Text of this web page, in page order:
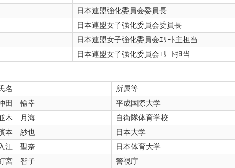
日本連盟強化委員会委員長
日本連盟女子強化委員会委員長
日本連盟女子強化委員会ｴﾘｰﾄ主担当
日本連盟女子強化委員会ｴﾘｰﾄ担当
名
所属等
田 輸幸
平成国際大学
木 月海
自衛隊体育学校
本 紗也
日本大学
江 聖奈
日本体育大学
宮 智子
警視庁